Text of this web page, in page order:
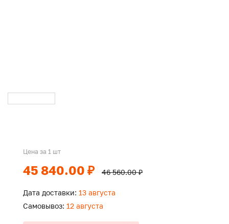
Цена за 1 шт
45 840.00 ₽ 46 560.00 ₽
Дата доставки: 13 августа
Самовывоз: 12 августа